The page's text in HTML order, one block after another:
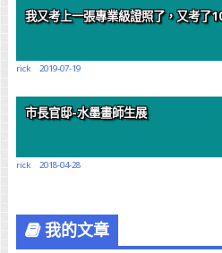
我又考上一張專業級證照了，又考了
rick 2019-07-19
市長官邸-水墨畫師生展
rick 2018-04-28
我的文章